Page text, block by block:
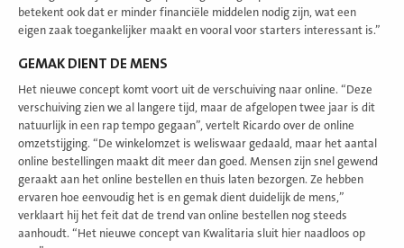
betekent ook dat er minder financiële middelen nodig zijn, wat een
eigen zaak toegankelijker maakt en vooral voor starters interessant is.”
GEMAK DIENT DE MENS
Het nieuwe concept komt voort uit de verschuiving naar online. “Deze
verschuiving zien we al langere tijd, maar de afgelopen twee jaar is dit
natuurlijk in een rap tempo gegaan”, vertelt Ricardo over de online
omzetstijging. “De winkelomzet is weliswaar gedaald, maar het aantal
online bestellingen maakt dit meer dan goed. Mensen zijn snel gewend
geraakt aan het online bestellen en thuis laten bezorgen. Ze hebben
ervaren hoe eenvoudig het is en gemak dient duidelijk de mens,”
verklaart hij het feit dat de trend van online bestellen nog steeds
aanhoudt. “Het nieuwe concept van Kwalitaria sluit hier naadloos op